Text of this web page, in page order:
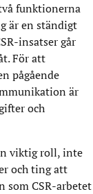
funktionerna
är en ständigt
insatser går
För att
pågående
är
och
viktig roll, inte
och ting att
som CSR-arbetet